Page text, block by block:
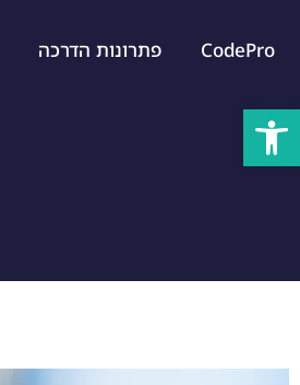
פתח סרגל נגישות
CodePro פתרונות הדרכה